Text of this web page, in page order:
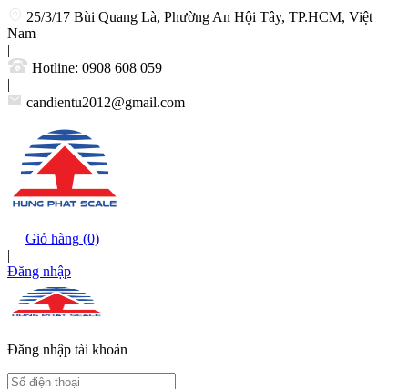
25/3/17 Bùi Quang Là, Phường An Hội Tây, TP.HCM, Việt
Nam
|
Hotline: 0908 608 059
|
candientu2012@gmail.com
Giỏ hàng (0)
|
Đăng nhập
Đăng nhập tài khoản